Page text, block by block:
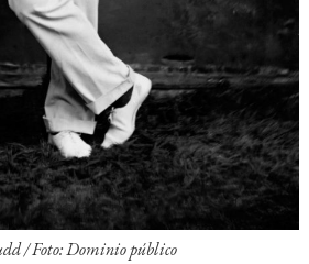
/ Foto: Dominio público